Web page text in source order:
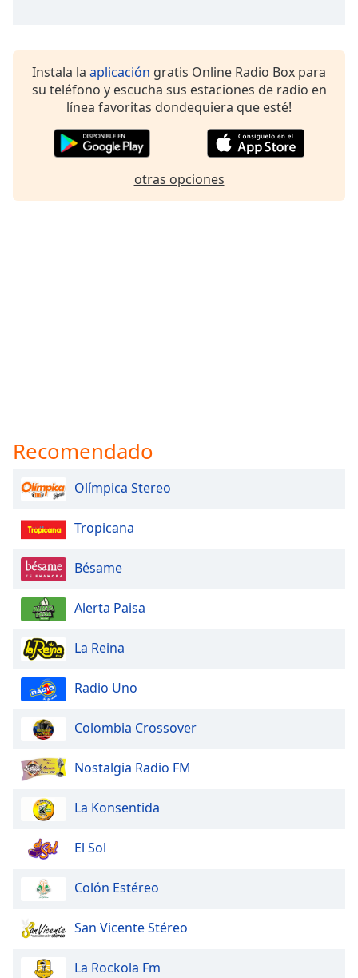
Instala la aplicación gratis Online Radio Box para
su teléfono y escucha sus estaciones de radio en
línea favoritas dondequiera que esté!
otras opciones
Recomendado
Olímpica Stereo
Tropicana
Bésame
Alerta Paisa
La Reina
Radio Uno
Colombia Crossover
Nostalgia Radio FM
La Konsentida
El Sol
Colón Estéreo
San Vicente Stéreo
La Rockola Fm